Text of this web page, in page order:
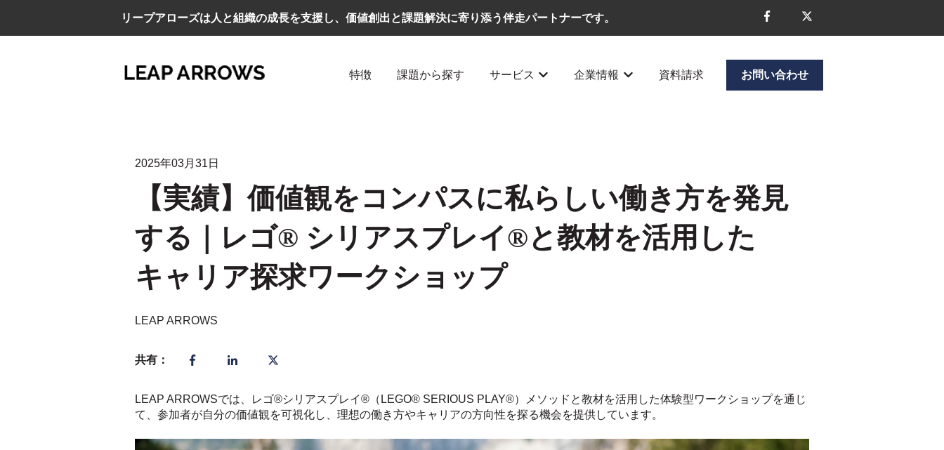
リープアローズは人と組織の成長を支援し、価値創出と課題解決に寄り添う伴走パートナーです。
特徴 課題から探す サービス
サービスのサブメニューを表示
企業情報
企業情報のサブメニューを表示
資料請求 お問い合わせ
2025年03月31日
【実績】価値観をコンパスに私らしい働き方を発見
する｜レゴ® シリアスプレイ®と教材を活用した
キャリア探求ワークショップ
LEAP ARROWS
共有：
LEAP ARROWSでは、レゴ®シリアスプレイ®（LEGO® SERIOUS PLAY®）メソッドと教材を活用した体験型ワークショップを通じ
て、参加者が自分の価値観を可視化し、理想の働き方やキャリアの方向性を探る機会を提供しています。